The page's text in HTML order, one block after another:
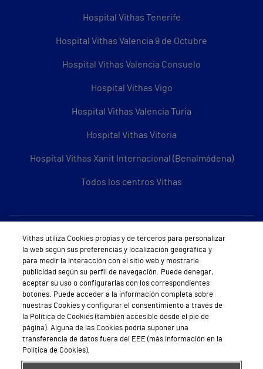
Hospital Vithas Tenerife
Hospital Vithas Valencia 9 de Octubre
Hospital Vithas Valencia Consuelo
Hospital Vithas Vigo
Hospital Vithas Valencia Turia
Hospital Vithas Vitoria
Hospital Vithas Xanit Internacional (Benalmádena)
Todos los centros Vithas
Sobre Vithas
Quiénes somos
Trabajar en Vithas
Teléfono Cita Médica
Teléfono Atención al Cliente
Política de seguridad y salud en el trabajo
Vithas utiliza Cookies propias y de terceros para personalizar
la web según sus preferencias y localización geográfica y
para medir la interacción con el sitio web y mostrarle
publicidad según su perfil de navegación. Puede denegar,
aceptar su uso o configurarlas con los correspondientes
botones. Puede acceder a la información completa sobre
nuestras Cookies y configurar el consentimiento a través de
la Política de Cookies (también accesible desde el pie de
página). Alguna de las Cookies podría suponer una
transferencia de datos fuera del EEE (más información en la
Política de Cookies).